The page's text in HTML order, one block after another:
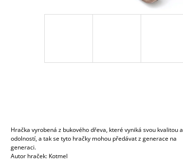
Hračka vyrobená z bukového dřeva, které vyniká svou kvalitou a
odolností, a tak se tyto hračky mohou předávat z generace na
generaci.
Autor hraček: Kotmel